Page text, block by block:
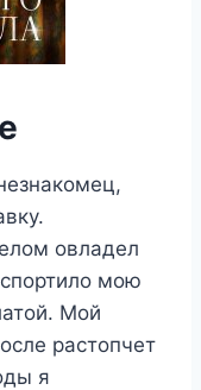
овладел
мою
Мой
растопчет
я